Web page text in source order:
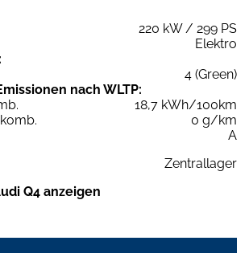
220 kW / 299 PS
Elektro
4 (Green)
nach WLTP:
18,7 kWh/100km
0 g/km
A
Zentrallager
Q4 anzeigen